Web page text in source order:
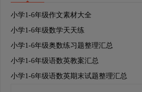
小学1-6年级作文素材大全
小学1-6年级数学天天练
小学1-6年级奥数练习题整理汇总
小学1-6年级语数英教案汇总
小学1-6年级语数英期末试题整理汇总